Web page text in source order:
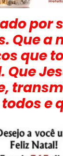
por
Que a
que
e